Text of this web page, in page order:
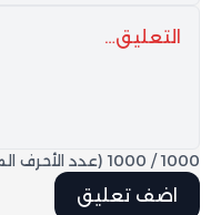
1000
/
1000 (عدد الأحرف